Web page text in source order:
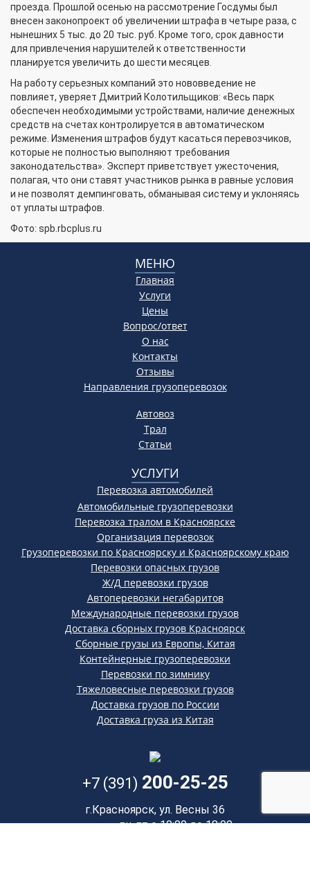
проезда. Прошлой осенью на рассмотрение Госдумы был
внесен законопроект об увеличении штрафа в четыре раза, с
нынешних 5 тыс. до 20 тыс. руб. Кроме того, срок давности
для привлечения нарушителей к ответственности
планируется увеличить до шести месяцев.
На работу серьезных компаний это нововведение не
повлияет, уверяет Дмитрий Колотильщиков: «Весь парк
обеспечен необходимыми устройствами, наличие денежных
средств на счетах контролируется в автоматическом
режиме. Изменения штрафов будут касаться перевозчиков,
которые не полностью выполняют требования
законодательства». Эксперт приветствует ужесточения,
полагая, что они ставят участников рынка в равные условия
и не позволят демпинговать, обманывая систему и уклоняясь
от уплаты штрафов.
Фото: spb.rbcplus.ru
МЕНЮ
Главная
Услуги
Цены
Вопрос/ответ
О нас
Контакты
Отзывы
Направления грузоперевозок
Автовоз
Трал
Статьи
УСЛУГИ
Перевозка автомобилей
Автомобильные грузоперевозки
Перевозка тралом в Красноярске
Организация перевозок
Грузоперевозки по Красноярску и Красноярскому краю
Перевозки опасных грузов
Ж/Д перевозки грузов
Автоперевозки негабаритов
Международные перевозки грузов
Доставка сборных грузов Красноярск
Сборные грузы из Европы, Китая
Контейнерные грузоперевозки
Перевозки по зимнику
Тяжеловесные перевозки грузов
Доставка грузов по России
Доставка груза из Китая
+7 (391) 200-25-25
г.Красноярск, ул. Весны 36
пн-пт с 10:00 до 18:00,